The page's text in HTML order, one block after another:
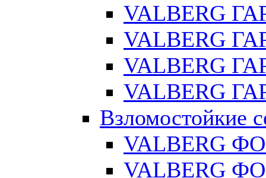
VALBERG
VALBERG
VALBERG
VALBERG
Взломостойкие
VALBERG
VALBERG